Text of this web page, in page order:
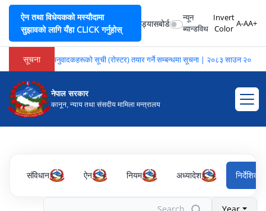
ऐन तथा विधेयकको मस्यौदामा
सुझावको लागि यँहा CLICK गर्नुहोस्
ड्यासबोर्ड
न्यून
ब्यान्डविथ
Invert
Color
A-AA+
सूचनाभाषा अनुवादकहरूको सूची (रोस्टर) तयार गर्ने सम्बन्धमा सूचना | २०८३ साउन २०
नेपाल सरकार
कानून, न्याय तथा संसदीय मामिला मन्त्रालय
संविधान ऐन नियम अध्यादेश निर्देशिका